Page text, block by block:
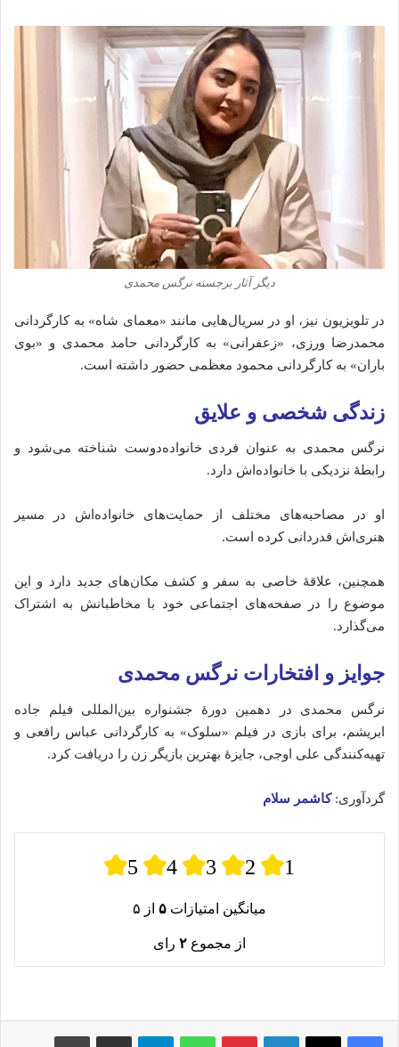
دیگر آثار برجسته نرگس محمدی
درتلویزیون نیز، او در سریال‌هایی مانند «معمای شاه» بهکارگردانی
محمدرضا ورزی، «زعفرانی» بهکارگردانی حامد محمدی و «بوی
باران» بهکارگردانی محمود معظمی حضور داشته است.
زندگی شخصی و علایق
نرگس محمدی به عنوان فردیخانواده‌دوست شناخته می‌شود و
رابطهٔ نزدیکی با خانواده‌اش دارد.
او در مصاحبه‌های مختلف از حمایت‌های خانواده‌اش در مسیر
هنری‌اش قدردانیکرده است.
همچنین، علاقهٔخاصی به سفر وکشف مکان‌هایجدید دارد و
این
موضوعرا در صفحه‌های اجتماعیخود با مخاطبانش به
اشتراک
می‌گذارد.
جوایز و افتخارات نرگس محمدی
نرگس محمدی در دهمین دورهٔجشنواره بین‌المللی فیلم جاده
ابریشم، برای بازی در فیلم «سلوک» بهکارگردانی عباس رافعی و
تهیه‌کنندگی علی اوجی، جایزهٔ بهترین بازیگر زن را دریافتکرد.
گردآوری:کاشمر سلام
5 4 3 2 1
میانگین امتیازات ۵ از ۵
از مجموع ۲ رای
لینکدین پینترستواتس آپ تلگرام اشتراک گذاری از طریق ایمیل چاپ